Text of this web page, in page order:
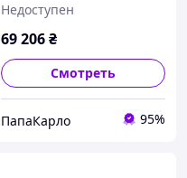
Недоступен
69 206₴
Смотреть
ПапаКарло 95%